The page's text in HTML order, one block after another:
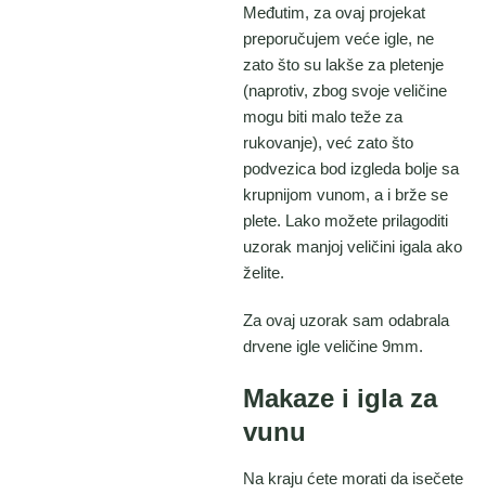
Međutim, za ovaj projekat
preporučujem veće igle, ne
zato što su lakše za pletenje
(naprotiv, zbog svoje veličine
mogu biti malo teže za
rukovanje), već zato što
podvezica bod izgleda bolje sa
krupnijom vunom, a i brže se
plete. Lako možete prilagoditi
uzorak manjoj veličini igala ako
želite.
Za ovaj uzorak sam odabrala
drvene igle veličine 9mm.
Makaze i igla za
vunu
Na kraju ćete morati da isečete